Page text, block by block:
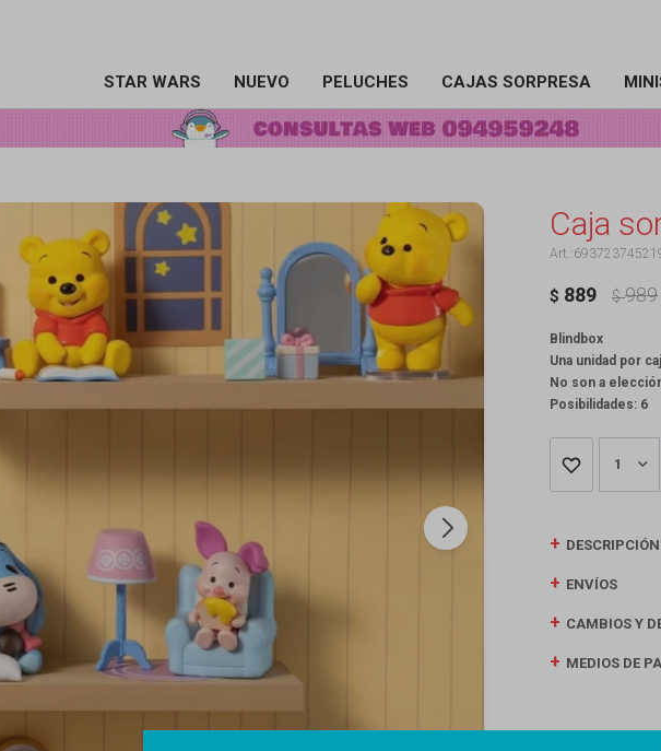
STAR WARS NUEVO PELUCHES CAJAS SORPRESA
Caja
$ 889 $ 989
Blindbox
Una unidad por
No son a
Posibilidades: 6
1
DESCRIPCIÓN
ENVÍOS
CAMBIOS Y
MEDIOS DE